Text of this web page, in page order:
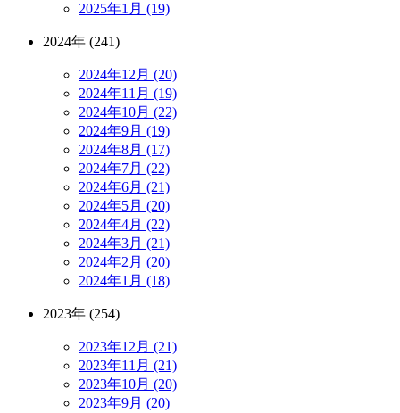
2025年1月 (19)
2024年 (241)
2024年12月 (20)
2024年11月 (19)
2024年10月 (22)
2024年9月 (19)
2024年8月 (17)
2024年7月 (22)
2024年6月 (21)
2024年5月 (20)
2024年4月 (22)
2024年3月 (21)
2024年2月 (20)
2024年1月 (18)
2023年 (254)
2023年12月 (21)
2023年11月 (21)
2023年10月 (20)
2023年9月 (20)